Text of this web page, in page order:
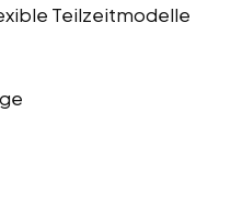
Teilzeitmodelle